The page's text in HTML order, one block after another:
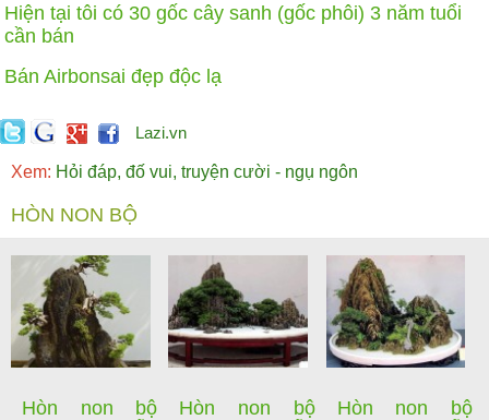
Hiện tại tôi có 30 gốc cây sanh (gốc phôi) 3 năm tuổi
cần bán
Bán Airbonsai đẹp độc lạ
Lazi.vn
Xem: Hỏi đáp, đố vui, truyện cười - ngụ ngôn
HÒN NON BỘ
Hòn non bộ Hòn non bộ Hòn non bộ